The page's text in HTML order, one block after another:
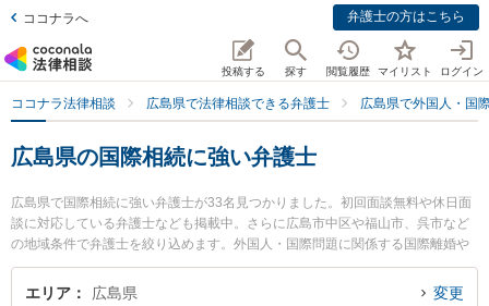
ココナラへ 弁護士の方はこちら
投稿する 探す 閲覧履歴 マイリスト ログイン
ココナラ法律相談 広島県で法律相談できる弁護士 広島県で外国人・国
広島県の国際相続に強い弁護士
広島県で国際相続に強い弁護士が33名見つかりました。初回面談無料や休日面
談に対応している弁護士なども掲載中。さらに広島市中区や福山市、呉市など
の地域条件で弁護士を絞り込めます。外国人・国際問題に関係する国際離婚や
ハーグ条約、国際結婚等の細かな分野での絞り込み検索もでき便利です。特に
なぎ法律事務所の中山 雅貴弁護士や弁護士法人プロテクトスタンス 広島事務所
エリア 広島県 変更